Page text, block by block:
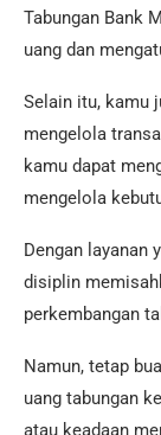
Tabungan Bank
uang dan
Selain itu, kamu
mengelola
kamu dapat
mengelola
Dengan layanan
disiplin
perkembangan
Namun, tetap
uang tabungan
atau keadaan